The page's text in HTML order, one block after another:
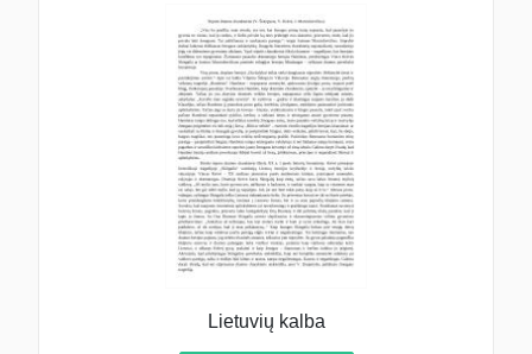
Lietuvių kalba